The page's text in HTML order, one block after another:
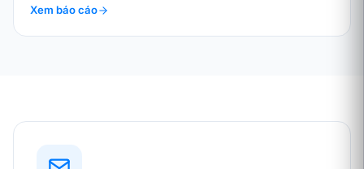
Xem báo cáo